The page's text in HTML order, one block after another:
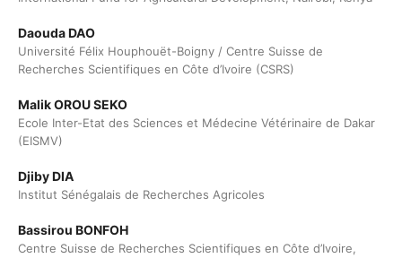
Daouda DAO
Université Félix Houphouët-Boigny / Centre Suisse de
Recherches Scientifiques en Côte d’Ivoire (CSRS)
Malik OROU SEKO
Ecole Inter-Etat des Sciences et Médecine Vétérinaire de Dakar
(EISMV)
Djiby DIA
Institut Sénégalais de Recherches Agricoles
Bassirou BONFOH
Centre Suisse de Recherches Scientifiques en Côte d’Ivoire,